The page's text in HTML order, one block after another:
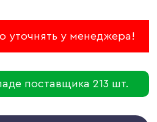
уточнять у менеджера!
поставщика 213 шт.